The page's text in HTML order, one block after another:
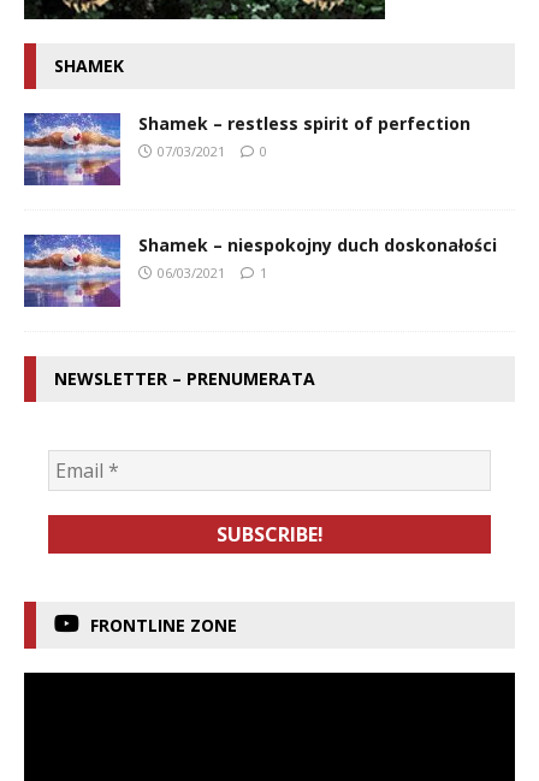
SHAMEK
Shamek – restless spirit of perfection
07/03/2021 0
Shamek – niespokojny duch doskonałości
06/03/2021 1
NEWSLETTER – PRENUMERATA
FRONTLINE ZONE